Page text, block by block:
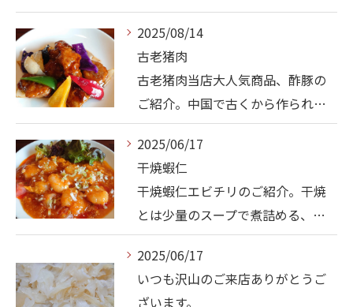
2025/08/14
古老猪肉
古老猪肉当店大人気商品、酢豚の
ご紹介。中国で古くから作られ…
2025/06/17
干焼蝦仁
干焼蝦仁エビチリのご紹介。干焼
とは少量のスープで煮詰める、…
2025/06/17
いつも沢山のご来店ありがとうご
ざいます。